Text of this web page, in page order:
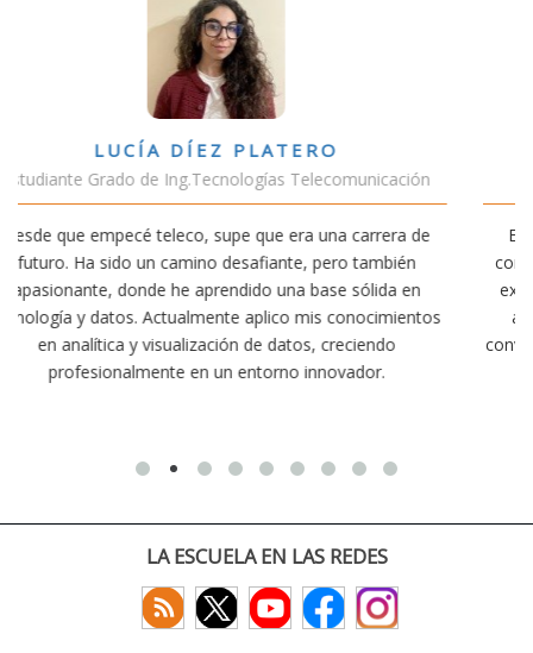
de
en
VÍCTOR SÁNCHEZ VALENCIA
Estudiante Doble Grado Teleco-ADE
Estudiar teleco me ha permitido comprender cómo la
conectividad afecta nuestra vida diaria. Aunque la
exige esfuerzo, he dedicado parte de mi tiempo a
actividades como el salvamento y socorrismo. Estoy
convencido de que elegir teleco ha sido una de las
decisiones que he tomado.
LA ESCUELA EN LAS REDES